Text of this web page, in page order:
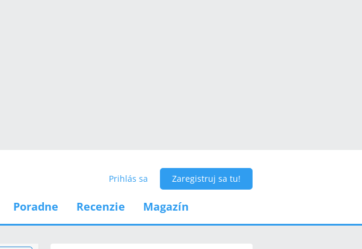
Prihlás sa Zaregistruj sa tu!
Poradne Recenzie Magazín